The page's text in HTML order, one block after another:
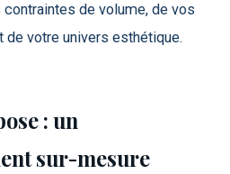
de volume, de vos
de votre univers esthétique.
: un
sur-mesure